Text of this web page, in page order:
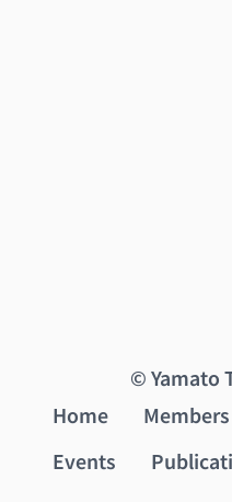
© Yamato
Home
Members
Events